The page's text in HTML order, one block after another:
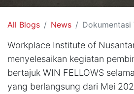
All Blogs News Dokumentasi
Workplace Institute of
menyelesaikan kegiatan
bertajuk WIN FELLOWS
yang berlangsung dari Mei